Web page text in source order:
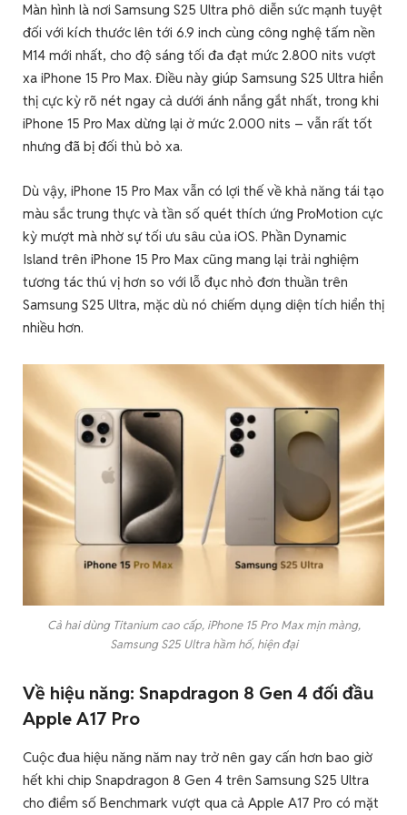
Màn hình là nơi Samsung S25 Ultra phô diễn sức mạnh tuyệt
đối với kích thước lên tới 6.9 inch cùng công nghệ tấm nền
M14 mới nhất, cho độ sáng tối đa đạt mức 2.800 nits vượt
xa iPhone 15 Pro Max. Điều này giúp Samsung S25 Ultra hiển
thị cực kỳ rõ nét ngay cả dưới ánh nắng gắt nhất, trong khi
iPhone 15 Pro Max dừng lại ở mức 2.000 nits – vẫn rất tốt
nhưng đã bị đối thủ bỏ xa.
Dù vậy, iPhone 15 Pro Max vẫn có lợi thế về khả năng tái tạo
màu sắc trung thực và tần số quét thích ứng ProMotion cực
kỳ mượt mà nhờ sự tối ưu sâu của iOS. Phần Dynamic
Island trên iPhone 15 Pro Max cũng mang lại trải nghiệm
tương tác thú vị hơn so với lỗ đục nhỏ đơn thuần trên
Samsung S25 Ultra, mặc dù nó chiếm dụng diện tích hiển thị
nhiều hơn.
Cả hai dùng Titanium cao cấp, iPhone 15 Pro Max mịn màng,
Samsung S25 Ultra hầm hố, hiện đại
Về hiệu năng: Snapdragon 8 Gen 4 đối đầu
Apple A17 Pro
Cuộc đua hiệu năng năm nay trở nên gay cấn hơn bao giờ
hết khi chip Snapdragon 8 Gen 4 trên Samsung S25 Ultra
cho điểm số Benchmark vượt qua cả Apple A17 Pro có mặt